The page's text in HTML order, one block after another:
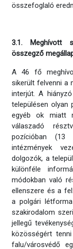
összefoglaló
3.1. Meghívott
összegző
A 46 fő
sikerült felvenni a
interjút. A
településen olyan
egyéb ok miatt
válaszadó
pozícióban (13
intézmények
dolgozók, a
különféle
módokban való
ellenszere és a
a polgári
szakirodalom
jellegű
közösségért
falu/városvédő